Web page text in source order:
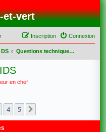
et-vert
Connexion
Inscription
Questions techniques sur IDS
en chef
4 5